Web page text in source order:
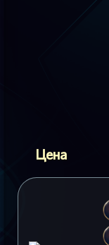
Цена